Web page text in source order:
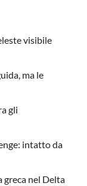
visibile
ma le
gli
intatto da
greca nel Delta